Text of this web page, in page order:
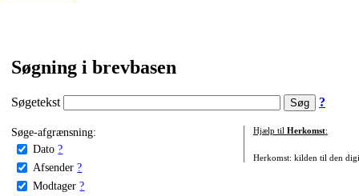
Søgning i brevbasen
Søgetekst ?
Søge-afgrænsning:
Dato ?
Afsender ?
Modtager ?
Hjælp til Herkomst:
Herkomst: kilden til den